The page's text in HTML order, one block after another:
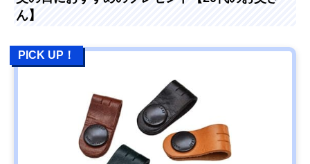
ん】
PICK UP！